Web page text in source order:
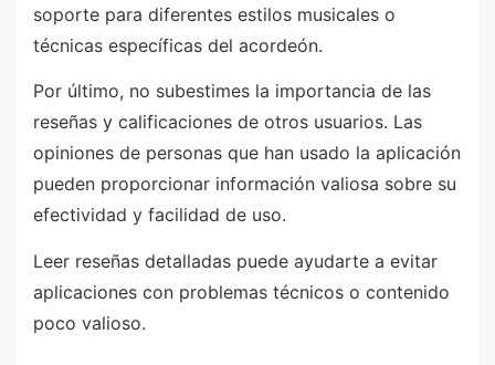
soporte para diferentes estilos musicales o
técnicas específicas del acordeón.
Por último, no subestimes la importancia de las
reseñas y calificaciones de otros usuarios. Las
opiniones de personas que han usado la aplicación
pueden proporcionar información valiosa sobre su
efectividad y facilidad de uso.
Leer reseñas detalladas puede ayudarte a evitar
aplicaciones con problemas técnicos o contenido
poco valioso.